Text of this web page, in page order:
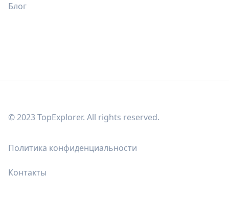
Блог
© 2023 TopExplorer. All rights reserved.
Политика конфиденциальности
Контакты